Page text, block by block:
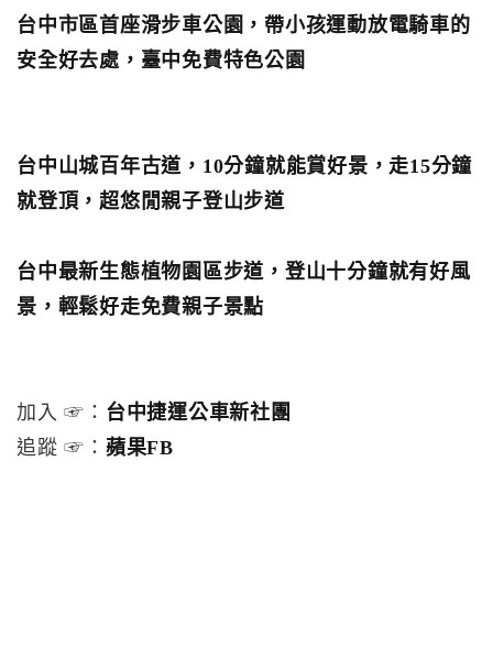
台中市區首座滑步車公園，帶小孩運動放電騎車的
安全好去處，臺中免費特色公園
台中山城百年古道，10分鐘就能賞好景，走15分鐘
就登頂，超悠閒親子登山步道
台中最新生態植物園區步道，登山十分鐘就有好風
景，輕鬆好走免費親子景點
加入 ☞： 台中捷運公車新社團
追蹤 ☞： 蘋果FB